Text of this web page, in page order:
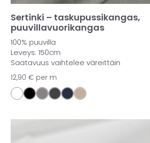
Sertinki – taskupussikangas,
puuvillavuorikangas
100% puuvilla
Leveys: 150cm
Saatavuus vaihtelee väreittäin
12,90€ per m